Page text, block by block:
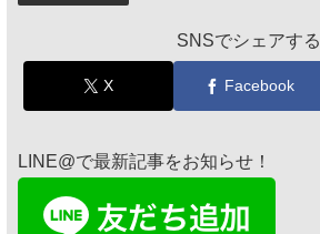
SNSでシェアする
X Facebook
LINE@で最新記事をお知らせ！